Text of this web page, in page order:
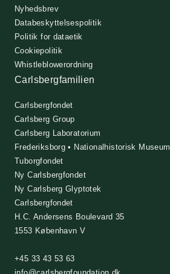
Nyhedsbrev
Databeskyttelsespolitik
Politik for dataetik
Cookiepolitik
Whistleblowerordning
Carlsbergfamilien
Carlsbergfondet
Carlsberg Group
Carlsberg Laboratorium
Frederiksborg • Nationalhistorisk Museum
Tuborgfondet
Ny Carlsbergfondet
Ny Carlsberg Glyptotek
Carlsbergfondet
H.C. Andersens Boulevard 35
1553 København V
+45 33 43 53 63